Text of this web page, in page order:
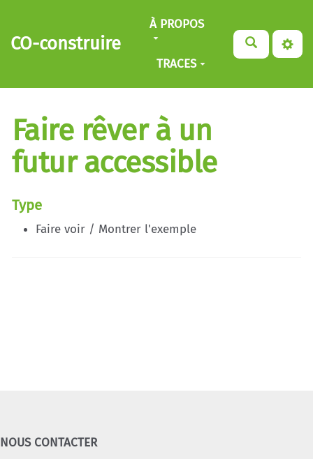
Aller au contenu principal
CO-construire
À PROPOS
TRACES
Faire rêver à un
futur accessible
Type
Faire voir / Montrer l'exemple
NOUS CONTACTER